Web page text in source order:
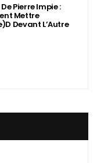
Pierre Impie :
Mettre
Devant L’Autre